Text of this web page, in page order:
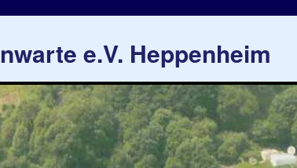
e.V. Heppenheim